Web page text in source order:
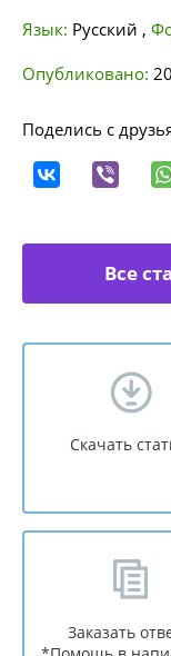
Язык: Русский ,
Опубликовано:
Поделись с
Все
Скачать
Заказать